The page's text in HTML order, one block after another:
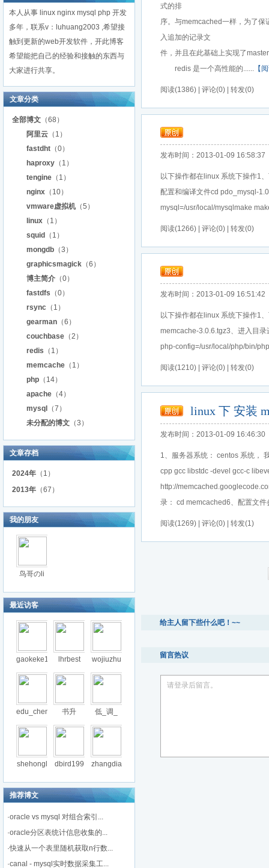
本人从事 linux nginx mysql php 开发
多年，联系v：luhuang2003 ,希望接
触到更新的web开发软件，开此博客
希望能把自己的经验和接触的东西与
大家进行共享。
文章分类
全部博文 （68）
阿里云 （1）
fastdht （0）
haproxy （1）
tengine （1）
nginx （10）
vmware虚拟机（5）
linux （1）
squid
（1）
mongdb （3）
graphicsmagick （6）
博主简介 （0）
fastdfs （0）
rsync （1）
gearman （6）
couchbase （2）
redis （1）
memcache （1）
php （14）
apache （4）
mysql
（7）
未分配的博文 （3）
文章存档
2024年 （1）
2013年 （67）
我的朋友
鸟哥のli
最近访客
gaokeke1 lhrbest wojiuzhu
edu_chen 书升 低_调_
shehongl dbird199 zhangdia
推荐博文
·oracle vs mysql 对组合索引...
·oracle分区表统计信息收集的...
·快速从一个表里随机获取n行数...
·canal - mysql实时数据采集工...
式的排
序。与memcached一样，为了保
入追加的记录文
件，并且在此基础上实现了
redis 是一个高性能的......【
阅读(1386) | 评论(0) | 转发(0)
发布时间：2013-01-09 16:58:37
以下操作都在linux 系统下操作1
配置和编译文件cd pdo_mysql-
mysql=/usr/local/mysqlmake
阅读(1266) | 评论(0) | 转发(0)
发布时间：2013-01-09 16:51:42
以下操作都在linux 系统下操作1
memcache-3.0.6.tgz3、进入目
php-config=/usr/local/php/bin/
阅读(1210) | 评论(0) | 转发(0)
linux 下 安装
发布时间：2013-01-09 16:46:30
1、服务器系统： centos 系统，
cpp gcc libstdc -devel gcc-c
http://
录： cd memcached6、配置文件
阅读(1269) | 评论(0) | 转发(1)
给主人留下些什么吧！~~
留言热议
请登录后留言。